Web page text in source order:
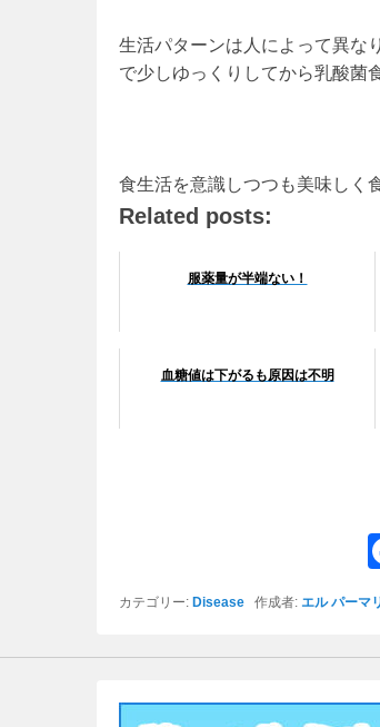
生活パターンは人によって異な
で少しゆっくりしてから乳酸菌
食生活を意識しつつも美味しく
Related posts:
服薬量が半端ない！
血糖値は下がるも原因は不明
カテゴリー: Disease 作成者: エル パーマ